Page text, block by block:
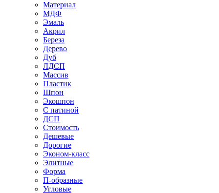
Материал
МДФ
Эмаль
Акрил
Береза
Дерево
Дуб
ЛДСП
Массив
Пластик
Шпон
Экошпон
С патиной
ДСП
Стоимость
Дешевые
Дорогие
Эконом-класс
Элитные
Форма
П-образные
Угловые